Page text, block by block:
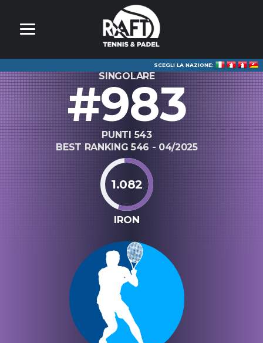
SCEGLI LA NAZIONE:
SINGOLARE
#983
PUNTI 543
BEST RANKING 546 - 04/2025
1.082
IRON